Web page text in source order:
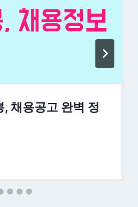
채용공고 완벽 정